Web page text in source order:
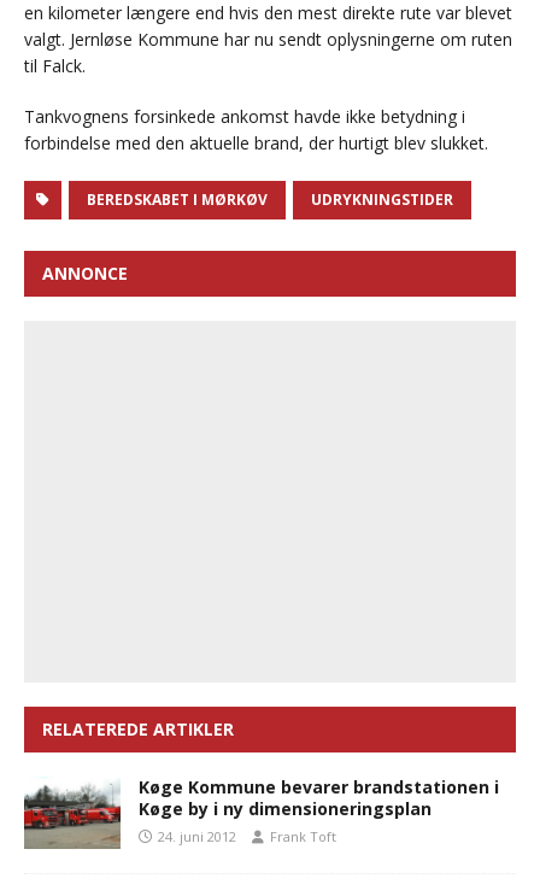
en kilometer længere end hvis den mest direkte rute var blevet
valgt. Jernløse Kommune har nu sendt oplysningerne om ruten
til Falck.
Tankvognens forsinkede ankomst havde ikke betydning i
forbindelse med den aktuelle brand, der hurtigt blev slukket.
BEREDSKABET I MØRKØV UDRYKNINGSTIDER
ANNONCE
RELATEREDE ARTIKLER
Køge Kommune bevarer brandstationen i
Køge by i ny dimensioneringsplan
24. juni 2012 Frank Toft